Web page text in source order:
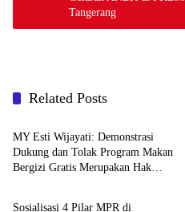
Tangerang
Related Posts
Berita
MY Esti Wijayati: Demonstrasi
Dukung dan Tolak Program Makan
Bergizi Gratis Merupakan Hak
Berita
Sosialisasi 4 Pilar MPR di